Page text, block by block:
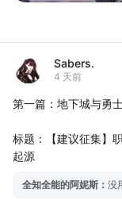
Sabers.
4 天前
第一篇：地下城与勇
标题：【建议征集】
起源
建议重构职业体系，
全知全能的阿妮斯 ： 没